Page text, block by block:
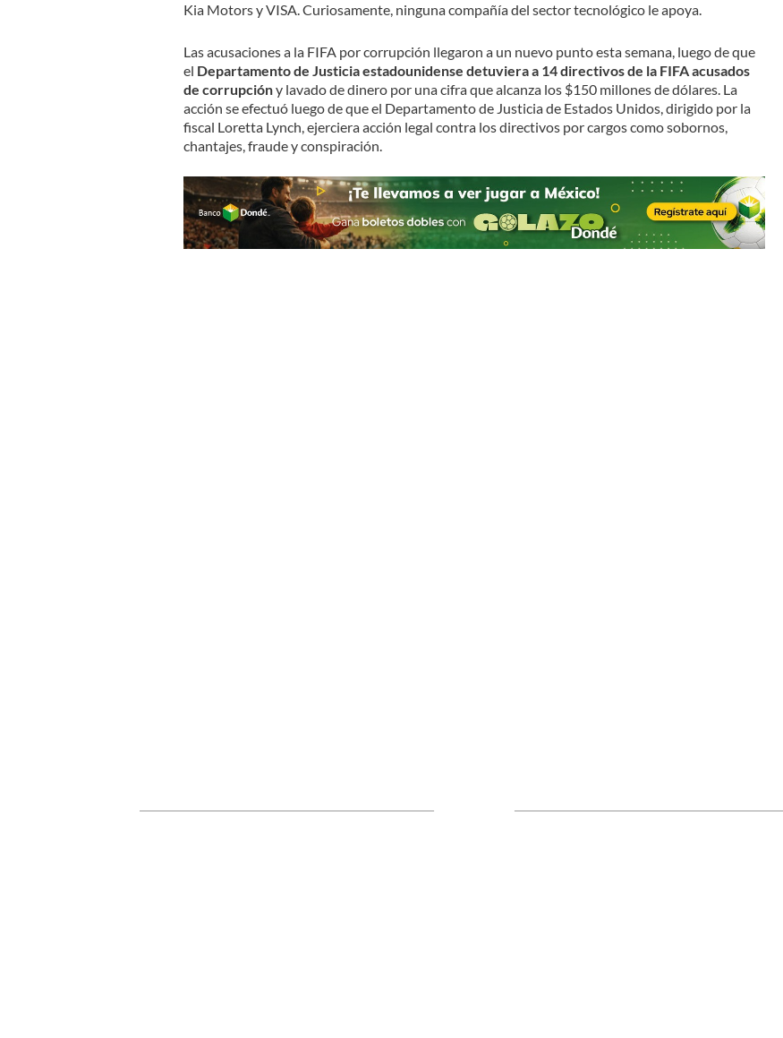
Kia Motors y VISA. Curiosamente, ninguna compañía del sector tecnológico le apoya.
Las acusaciones a la FIFA por corrupción llegaron a un nuevo punto esta semana, luego de que
el Departamento de Justicia estadounidense detuviera a 14 directivos de la FIFA acusados
de corrupcióny lavado de dinero por una cifra que alcanza los $150 millones de dólares. La
acción se efectuó luego de que el Departamento de Justicia de Estados Unidos, dirigido por la
fiscal Loretta Lynch, ejerciera acción legal contra los directivos por cargos como sobornos,
chantajes, fraude y conspiración.